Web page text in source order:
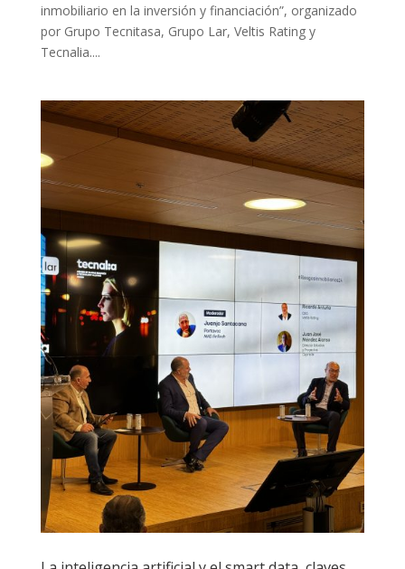
inmobiliario en la inversión y financiación”, organizado
por Grupo Tecnitasa, Grupo Lar, Veltis Rating y
Tecnalia....